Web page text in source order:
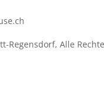
Regensdorf, Alle